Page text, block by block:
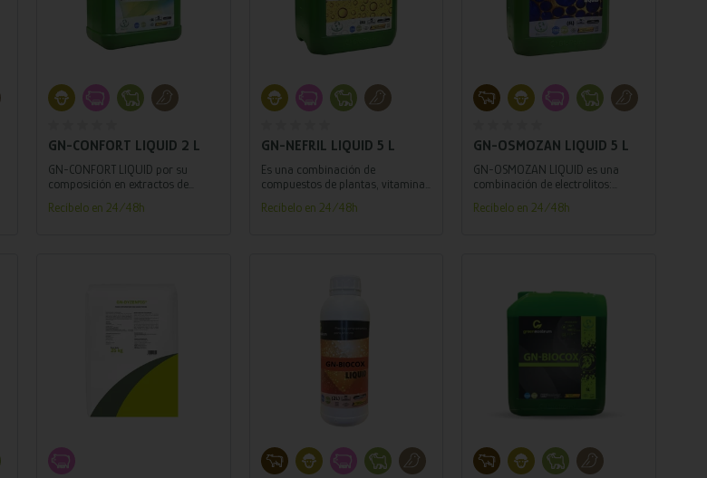
Añadir al carrito
GN-CONFORT LIQUID 2 L
GN-CONFORT LIQUID por su
composición en extractos de
concentrados.
Recíbelo en 24/48h
Añadir al carrito
GN-NEFRIL LIQUID 5 L
Es una combinación de
compuestos de plantas, vitaminas
protección del riñón.
Recíbelo en 24/48h
Añadir al carrito
GN-OSMOZAN LIQUID 5 L
GN-OSMOZAN LIQUID es una
combinación de electrolitos:
y vitamina C que restablecen el
Recíbelo en 24/48h
Añadir al carrito Añadir al carrito